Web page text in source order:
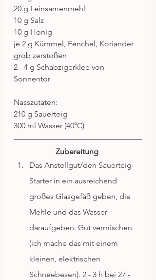
20 g Leinsamenmehl
10 g Salz
10 g Honig
je 2 g Kümmel, Fenchel, Koriander
grob zerstoßen
2 - 4 g Schabzigerklee von
Sonnentor
Nasszutaten:
210 g Sauerteig
300 ml Wasser (40°C)
Zubereitung
Das Anstellgut/den Sauerteig-
Starter in ein ausreichend
großes Glasgefäß geben, die
Mehle und das Wasser
daraufgeben. Gut vermischen
(ich mache das mit einem
kleinen, elektrischen
Schneebesen). 2 - 3 h bei 27 -